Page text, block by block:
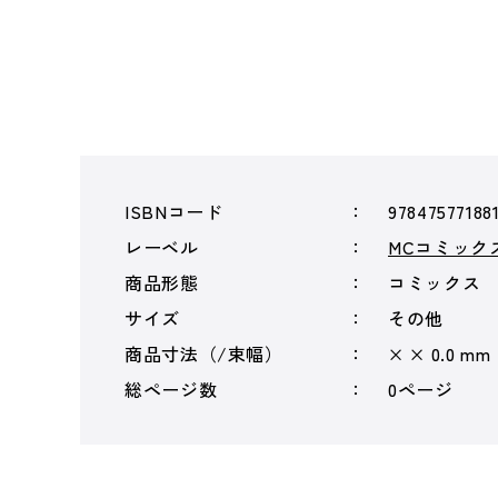
ISBNコード
レーベル
MCコミック
商品形態
コミックス
サイズ
その他
商品寸法（/束幅）
× × 0.0 mm
総ページ数
0ページ